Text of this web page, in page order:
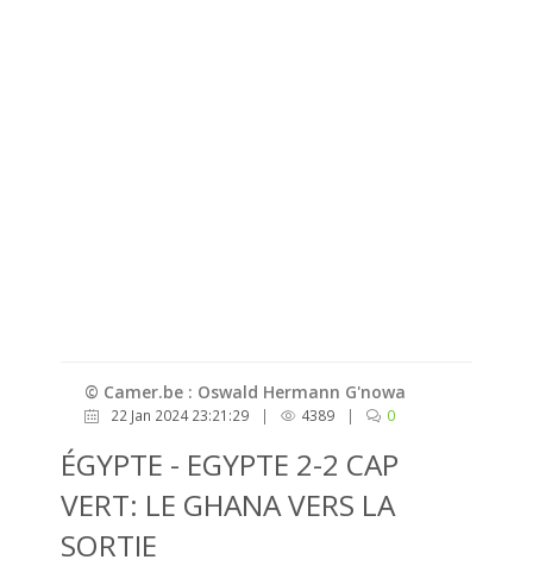
© Camer.be : Oswald Hermann G'nowa
22 Jan 2024 23:21:29 | 4389 | 0
ÉGYPTE - EGYPTE 2-2 CAP
VERT: LE GHANA VERS LA
SORTIE